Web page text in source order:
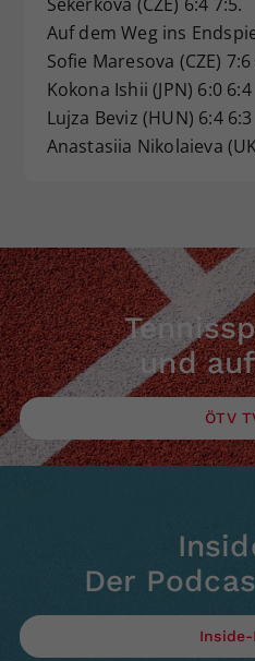
Auf dem Weg ins
Sofie Maresova (CZE) 7:6
Kokona Ishii (JPN) 6:0 6:4
Lujza Beviz (HUN) 6:4 6:3
Anastasiia Nikolaieva
und
ÖTV
Der
Zweck
Dieser Wert
zufällig
historische
Webseiten-